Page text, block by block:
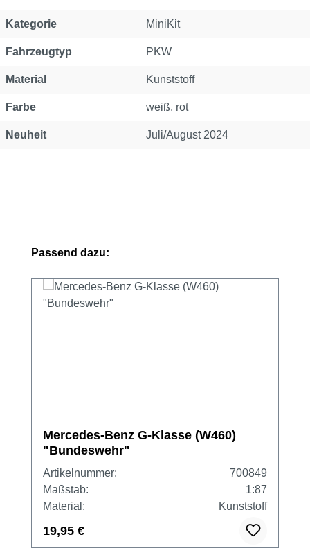
Kategorie MiniKit
Fahrzeugtyp PKW
Material Kunststoff
Farbe weiß, rot
Neuheit Juli/August 2024
Produktgalerie überspringen
Passend dazu:
Mercedes-Benz G-Klasse (W460)
"Bundeswehr"
Artikelnummer:
700849
Maßstab:
1:87
Material:
Kunststoff
19,95 €